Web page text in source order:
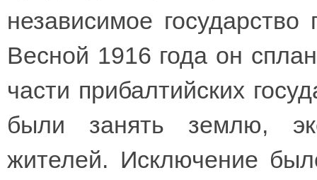
независимое
Весной 1916 года он
части прибалтийских
были занять землю,
жителей. Исключение